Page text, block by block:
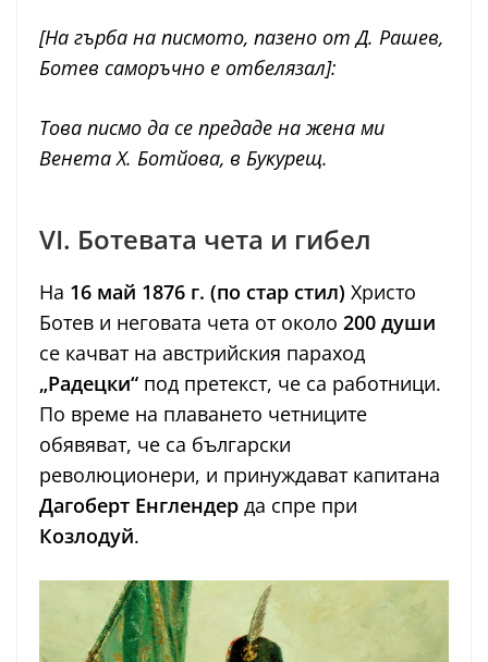
[На гърба на писмото, пазено от Д. Рашев,
Ботев саморъчно е отбелязал]:
Това писмо да се предаде на жена ми
Венета Х. Ботйова, в Букурещ.
VI. Ботевата чета и гибел
На 16 май 1876 г. (по стар стил) Христо
Ботев и неговата чета от около 200 души
се качват на австрийския параход
„Радецки“ под претекст, че са работници.
По време на плаването четниците
обявяват, че са български
революционери, и принуждават капитана
Дагоберт Енглендер да спре при
Козлодуй.